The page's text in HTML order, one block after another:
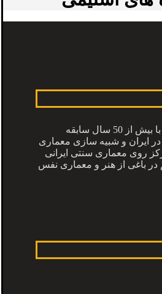
ما در مجموعه آرچی لرن با بیش از 50 سال سابقه
ایران و شبیه سازی معماری
روی معماری سنتی ایرانی
در باغی از هنر و معماری نفس